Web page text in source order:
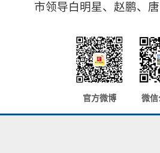
市领导白明星、赵鹏、唐
官方微博 微信